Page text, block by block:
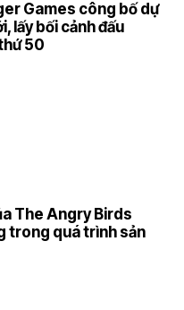
Games công bố dự
lấy bối cảnh đấu
50
The Angry Birds
trong quá trình sản